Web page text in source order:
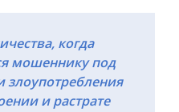
когда
мошеннику под
и растрате